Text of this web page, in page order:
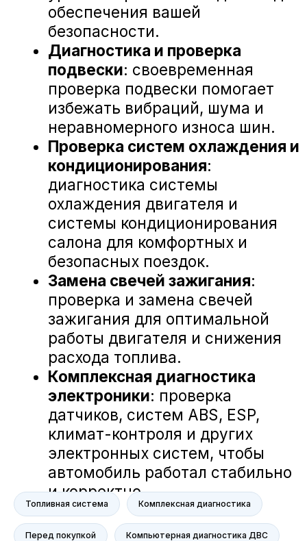
Топливная система Комплексная диагностика
Перед покупкой Компьютерная диагностика ДВС
А-Драйв Volkswagen на карте Воронежа — Яндекс Карты
Mercedes-Benz
BMW
Porsche
Volkswagen
NORDCROSS (Lynk&Co)
«А-ДРАЙВ» ОФИЦИАЛЬНЫЙ ДИЛЕР
Voyah
M-Hero
AITO SERES
Nissan